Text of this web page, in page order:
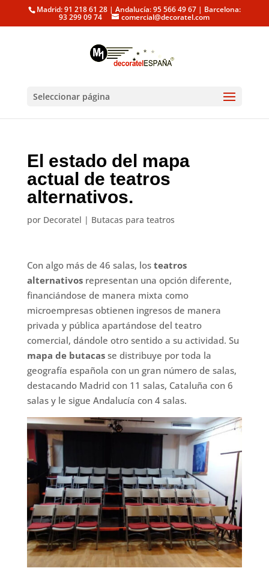
Madrid: 91 218 61 28 | Andalucía: 95 566 49 67 | Barcelona:
93 299 09 74 comercial@decoratel.com
Seleccionar página
El estado del mapa
actual de teatros
alternativos.
por Decoratel | Butacas para teatros
Con algo más de 46 salas, los teatros
alternativosrepresentan una opción diferente,
financiándose de manera mixta como
microempresas obtienen ingresos de manera
privada y pública apartándose del teatro
comercial, dándole otro sentido a su actividad. Su
mapa de butacas se distribuye por toda la
geografía española con un gran número de salas,
destacando Madrid con 11 salas, Cataluña con 6
salas y le sigue Andalucía con 4 salas.